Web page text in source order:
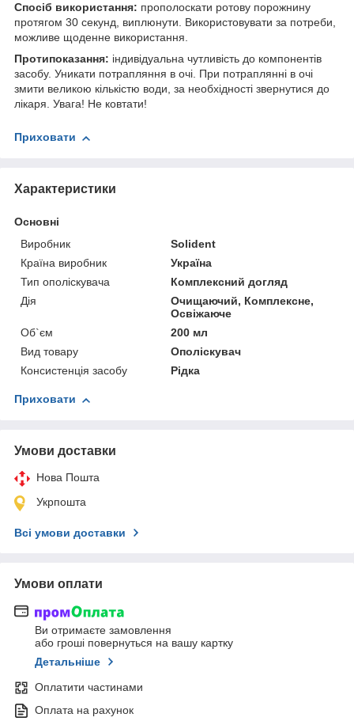
Спосіб використання: прополоскати ротову порожнину
протягом 30 секунд, виплюнути. Використовувати за потреби,
можливе щоденне використання.
Протипоказання: індивідуальна чутливість до компонентів
засобу. Уникати потрапляння в очі. При потраплянні в очі
змити великою кількістю води, за необхідності звернутися до
лікаря. Увага! Не ковтати!
Приховати
Характеристики
Основні
Виробник
Solident
Країна виробник
Україна
Тип ополіскувача
Комплексний догляд
Дія
Очищаючий, Комплексне,
Освіжаюче
Об`єм
200 мл
Вид товару
Ополіскувач
Консистенція засобу
Рідка
Приховати
Умови доставки
Нова Пошта
Укрпошта
Всі умови доставки
Умови оплати
Ви отримаєте замовлення
або гроші повернуться на вашу картку
Детальніше
Оплатити частинами
Оплата на рахунок